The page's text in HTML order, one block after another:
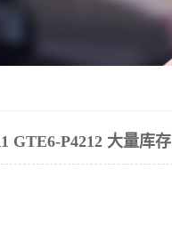
GTE6-P4212 大量库存